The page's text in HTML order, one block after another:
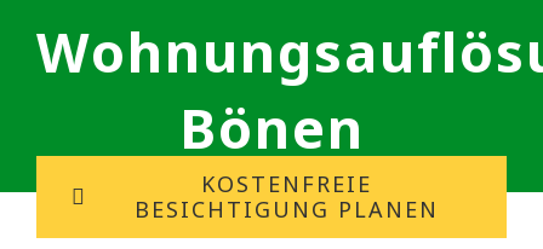
Bönen
KOSTENFREIE
BESICHTIGUNG PLANEN